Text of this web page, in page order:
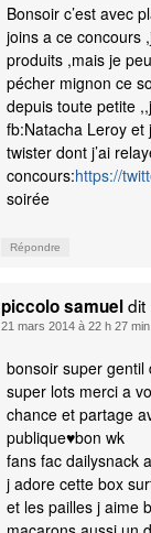
Bonsoir c’est avec
joins a ce concours
produits ,mais je
pécher mignon ce
depuis toute petite
fb:Natacha Leroy et
twister dont j’ai
concours:https://
soirée
Répondre
piccolo samueldit
21 mars 2014 à 22 h 27 min
bonsoir super gentil
super lots merci a
chance et partage
publique♥bon wk
fans fac dailysnack
j adore cette box
et les pailles j aime